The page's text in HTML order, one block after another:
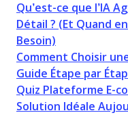
Qu’est-ce que l’IA
Détail ? (Et Quand
Besoin)
Comment Choisir
Guide Étape par
Quiz Plateforme E-
Solution Idéale